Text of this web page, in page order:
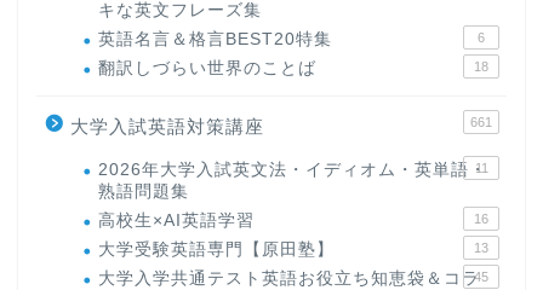
キな英文フレーズ集
英語名言＆格言BEST20特集 6
翻訳しづらい世界のことば 18
大学入試英語対策講座 661
2026年大学入試英文法・イディオム・英単語・
熟語問題集
11
高校生×AI英語学習 16
大学受験英語専門【原田塾】 13
大学入学共通テスト英語お役立ち知恵袋＆コラ45